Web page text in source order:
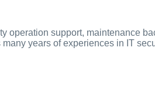
operation support, maintenance
years of experiences in IT